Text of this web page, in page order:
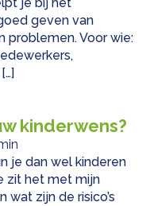
je bij het
geven van
problemen. Voor wie:
kinderwens?
je dan wel kinderen
zit het met mijn
wat zijn de risico’s